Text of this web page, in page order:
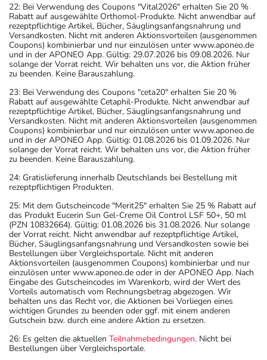
22: Bei Verwendung des Coupons "Vital2026" erhalten Sie 20 %
Rabatt auf ausgewählte Orthomol-Produkte. Nicht anwendbar auf
rezeptpflichtige Artikel, Bücher, Säuglingsanfangsnahrung und
Versandkosten. Nicht mit anderen Aktionsvorteilen (ausgenommen
Coupons) kombinierbar und nur einzulösen unter www.aponeo.de
und in der APONEO App. Gültig: 29.07.2026 bis 09.08.2026. Nur
solange der Vorrat reicht. Wir behalten uns vor, die Aktion früher
zu beenden. Keine Barauszahlung.
23: Bei Verwendung des Coupons "ceta20" erhalten Sie 20 %
Rabatt auf ausgewählte Cetaphil-Produkte. Nicht anwendbar auf
rezeptpflichtige Artikel, Bücher, Säuglingsanfangsnahrung und
Versandkosten. Nicht mit anderen Aktionsvorteilen (ausgenommen
Coupons) kombinierbar und nur einzulösen unter www.aponeo.de
und in der APONEO App. Gültig: 01.08.2026 bis 01.09.2026. Nur
solange der Vorrat reicht. Wir behalten uns vor, die Aktion früher
zu beenden. Keine Barauszahlung.
24: Gratislieferung innerhalb Deutschlands bei Bestellung mit
rezeptpflichtigen Produkten.
25: Mit dem Gutscheincode "Merit25" erhalten Sie 25 % Rabatt auf
das Produkt Eucerin Sun Gel-Creme Oil Control LSF 50+, 50 ml
(PZN 10832664). Gültig: 01.08.2026 bis 31.08.2026. Nur solange
der Vorrat reicht. Nicht anwendbar auf rezeptpflichtige Artikel,
Bücher, Säuglingsanfangsnahrung und Versandkosten sowie bei
Bestellungen über Vergleichsportale. Nicht mit anderen
Aktionsvorteilen (ausgenommen Coupons) kombinierbar und nur
einzulösen unter www.aponeo.de oder in der APONEO App. Nach
Eingabe des Gutscheincodes im Warenkorb, wird der Wert des
Vorteils automatisch vom Rechnungsbetrag abgezogen. Wir
behalten uns das Recht vor, die Aktionen bei Vorliegen eines
wichtigen Grundes zu beenden oder ggf. mit einem anderen
Gutschein bzw. durch eine andere Aktion zu ersetzen.
26: Es gelten die aktuellen Teilnahmebedingungen. Nicht bei
Bestellungen über Vergleichsportale.